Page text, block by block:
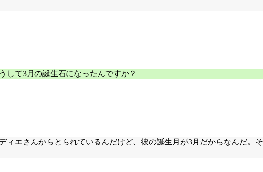
して3月の誕生石になったんですか？
ィエさんからとられているんだけど、彼の誕生月が3月だからなんだ。